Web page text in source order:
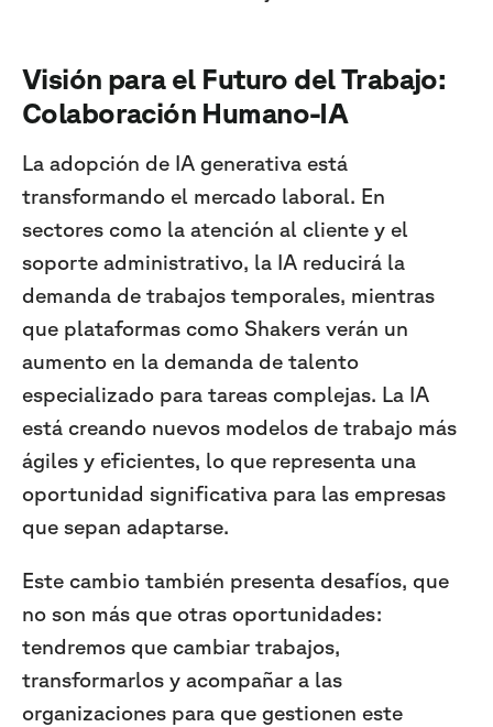
Visión para el Futuro del Trabajo:
Colaboración Humano-IA
La adopción de IA generativa está
transformando el mercado laboral. En
sectores como la atención al cliente y el
soporte administrativo, la IA reducirá la
demanda de trabajos temporales, mientras
que plataformas como Shakers verán un
aumento en la demanda de talento
especializado para tareas complejas. La IA
está creando nuevos modelos de trabajo más
ágiles y eficientes, lo que representa una
oportunidad significativa para las empresas
que sepan adaptarse.
Este cambio también presenta desafíos, que
no son más que otras oportunidades:
tendremos que cambiar trabajos,
transformarlos y acompañar a las
organizaciones para que gestionen este